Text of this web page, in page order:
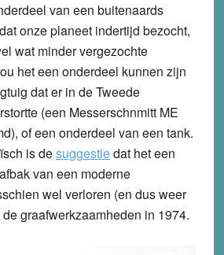
van een buitenaards
onze planeet indertijd bezocht,
wat minder vergezochte
het een onderdeel kunnen zijn
dat er in de Tweede
(een Messerschnmitt ME
of een onderdeel van een tank.
is desuggestiedat het een
van een moderne
wel verloren (en dus weer
graafwerkzaamheden in 1974.